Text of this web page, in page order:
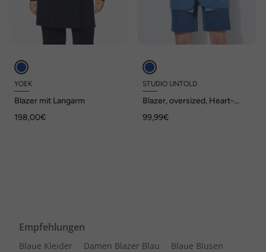
YOEK
Blazer mit Langarm
198,00€
STUDIO UNTOLD
Blazer, oversized, Heart-
99,99€
Empfehlungen
Blaue Kleider Damen Blazer Blau
Blaue Blusen